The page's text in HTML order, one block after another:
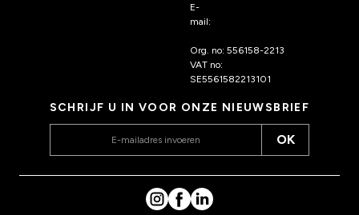
E-
mail:
Org. no: 556158-2213
VAT no:
SE5561582213101
SCHRIJF U IN VOOR ONZE NIEUWSBRIEF
OK